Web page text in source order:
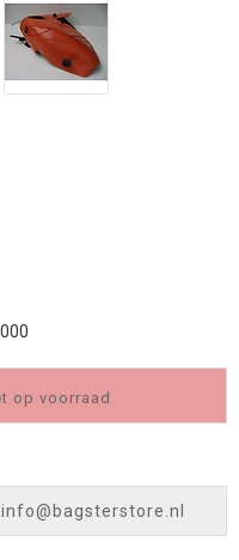
op voorraad
info@bagsterstore.nl